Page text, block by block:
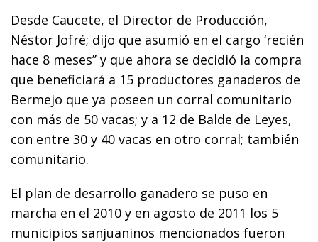
Desde Caucete, el Director de Producción,
Néstor Jofré; dijo que asumió en el cargo ‘recién
hace 8 meses’’ y que ahora se decidió la compra
que beneficiará a 15 productores ganaderos de
Bermejo que ya poseen un corral comunitario
con más de 50 vacas; y a 12 de Balde de Leyes,
con entre 30 y 40 vacas en otro corral; también
comunitario.
El plan de desarrollo ganadero se puso en
marcha en el 2010 y en agosto de 2011 los 5
municipios sanjuaninos mencionados fueron